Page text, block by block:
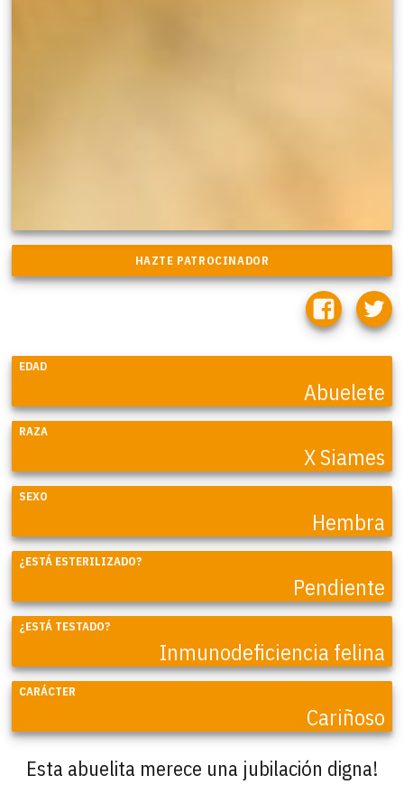
EDAD
Abuelete
RAZA
X Siames
SEXO
Hembra
¿ESTÁ ESTERILIZADO?
Pendiente
¿ESTÁ TESTADO?
Inmunodeficiencia felina
CARÁCTER
Cariñoso
Esta abuelita merece una jubilación digna!